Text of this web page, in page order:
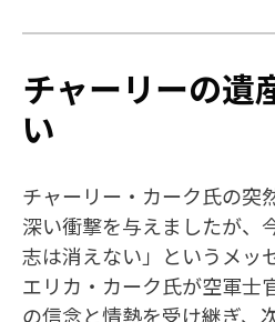
チャーリーの遺
い
チャーリー・カーク氏の突
深い衝撃を与えましたが、
志は消えない」というメッ
エリカ・カーク氏が空軍士
の信念と情熱を受け継ぎ、